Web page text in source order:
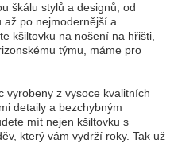
škálu stylů a designů, od
až po nejmodernější a
kšiltovku na nošení na hřišti,
týmu, máme pro
vyrobeny z vysoce kvalitních
detaily a bezchybným
mít nejen kšiltovku s
který vám vydrží roky. Tak už